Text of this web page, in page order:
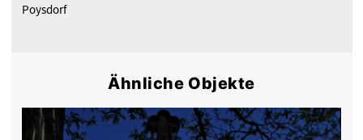
Poysdorf
Ähnliche Objekte